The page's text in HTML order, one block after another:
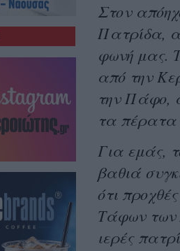
Στον
Πατρίδα,
φωνή μας.
από την
την Πάφο,
τα πέρατα
Για εμάς,
βαθιά
ότι
Τάφων των
ιερές